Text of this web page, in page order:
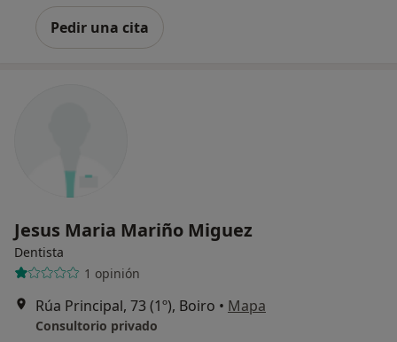
Pedir una cita
Jesus Maria Mariño Miguez
Dentista
1 opinión
Rúa Principal, 73 (1º), Boiro • Mapa
Consultorio privado